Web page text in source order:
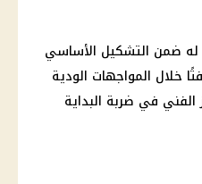
له ضمن التشكيل الأساسي
خلال المواجهات الودية
الفني في ضربة البداية